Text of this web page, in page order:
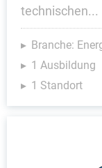
technischen...
Branche:
1 Ausbildung
1 Standort